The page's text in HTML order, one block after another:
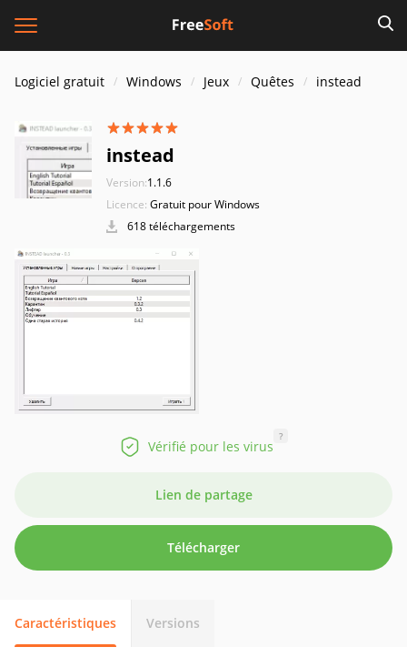
Logiciel gratuit Windows Jeux Quêtes instead
instead
Version:1.1.6
Licence: Gratuit pour Windows
618 téléchargements
Vérifié pour les virus
?
Lien de partage
Télécharger
Caractéristiques Versions